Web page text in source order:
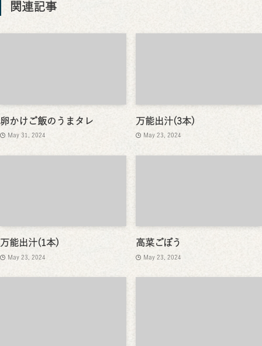
関連記事
卵かけご飯のうまタレ
May 31, 2024
万能出汁(3本)
May 23, 2024
万能出汁(1本)
May 23, 2024
高菜ごぼう
May 23, 2024